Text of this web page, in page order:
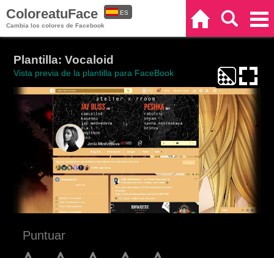
ColoreatuFace
Cambia los colores de Facebook
ES
Plantilla: Vocaloid
Vista previa de la plantilla para FaceBook
Puntuar